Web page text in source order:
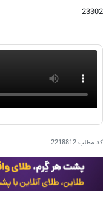
23302
کد مطلب2218812